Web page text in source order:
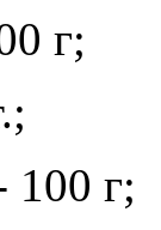
г;
100 г;